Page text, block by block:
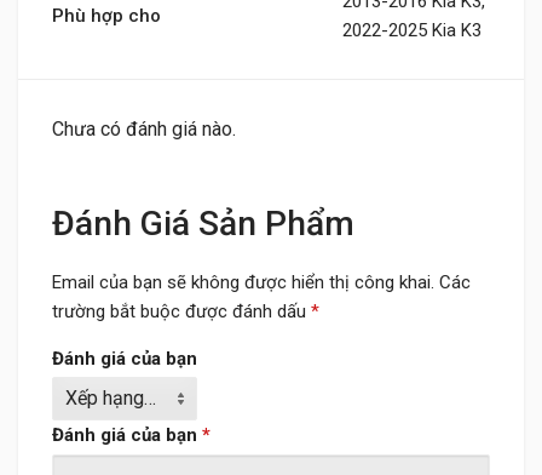
Phù hợp cho
2022-2025 Kia K3
Chưa có đánh giá nào.
Đánh Giá Sản Phẩm
Email của bạn sẽ không được hiển thị công khai. Các
trường bắt buộc được đánh dấu *
Đánh giá của bạn
Đánh giá của bạn *